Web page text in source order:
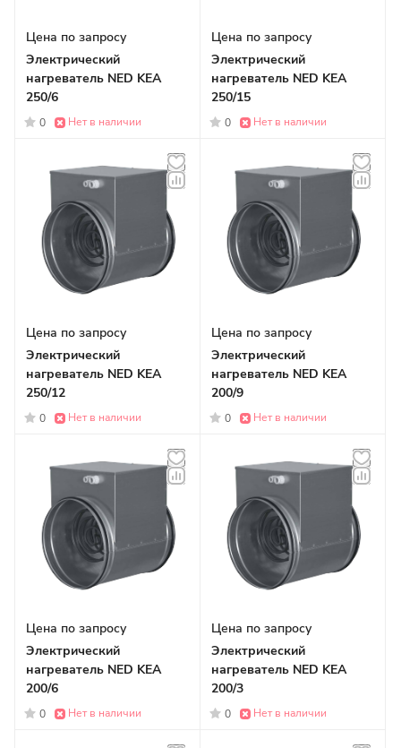
Цена по запросу
Электрический
нагреватель NED KEA
250/6
0 Нет в наличии
Цена по запросу
Электрический
нагреватель NED KEA
250/15
0 Нет в наличии
Цена по запросу
Электрический
нагреватель NED KEA
250/12
0 Нет в наличии
Цена по запросу
Электрический
нагреватель NED KEA
200/9
0 Нет в наличии
Цена по запросу
Электрический
нагреватель NED KEA
200/6
0 Нет в наличии
Цена по запросу
Электрический
нагреватель NED KEA
200/3
0 Нет в наличии